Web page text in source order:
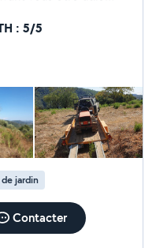
: 5/5
jardin
Contacter